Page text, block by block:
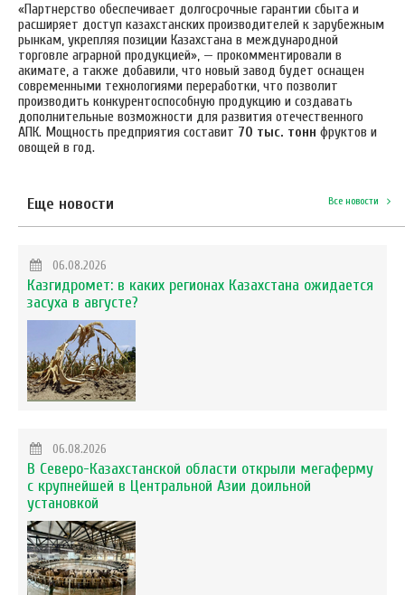
«Партнерство обеспечивает долгосрочные гарантии сбыта и
расширяет доступ казахстанских производителей к зарубежным
рынкам, укрепляя позиции Казахстана в международной
торговле аграрной продукцией», — прокомментировали в
акимате, а также добавили, что новый завод будет оснащен
современными технологиями переработки, что позволит
производить конкурентоспособную продукцию и создавать
дополнительные возможности для развития отечественного
АПК. Мощность предприятия составит 70 тыс. тонн фруктов и
овощей в год.
Еще новости Все новости
06.08.2026
Казгидромет: в каких регионах Казахстана ожидается
засуха в августе?
06.08.2026
В Северо-Казахстанской области открыли мегаферму
с крупнейшей в Центральной Азии доильной
установкой